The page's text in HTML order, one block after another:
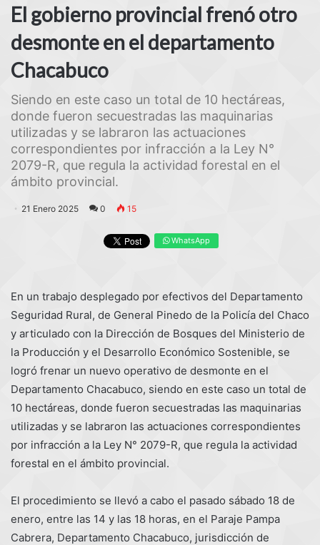
El gobierno provincial frenó otro
desmonte en el departamento
Chacabuco
Siendo en este caso un total de 10 hectáreas,
donde fueron secuestradas las maquinarias
utilizadas y se labraron las actuaciones
correspondientes por infracción a la Ley N°
2079-R, que regula la actividad forestal en el
ámbito provincial.
21 Enero 2025 0 15
WhatsApp
En un trabajo desplegado por efectivos del Departamento
Seguridad Rural, de General Pinedo de la Policía del Chaco
y articulado con la Dirección de Bosques del Ministerio de
la Producción y el Desarrollo Económico Sostenible, se
logró frenar un nuevo operativo de desmonte en el
Departamento Chacabuco, siendo en este caso un total de
10 hectáreas, donde fueron secuestradas las maquinarias
utilizadas y se labraron las actuaciones correspondientes
por infracción a la Ley N° 2079-R, que regula la actividad
forestal en el ámbito provincial.
El procedimiento se llevó a cabo el pasado sábado 18 de
enero, entre las 14 y las 18 horas, en el Paraje Pampa
Cabrera, Departamento Chacabuco, jurisdicción de